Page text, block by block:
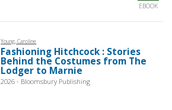
EBOOK
Young, Caroline
Fashioning Hitchcock : Stories
Behind the Costumes from The
Lodger to Marnie
2026 - Bloomsbury Publishing